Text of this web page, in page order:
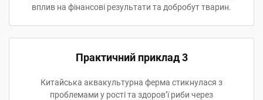
вплив на фінансові результати та добробут тварин.
Практичний приклад 3
Китайська аквакультурна ферма стикнулася з
проблемами у рості та здоров’ї риби через